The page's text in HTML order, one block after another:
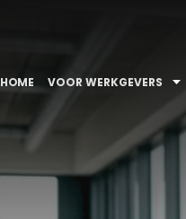
HOME VOOR WERKGEVERS